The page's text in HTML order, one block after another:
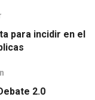
para incidir en el
2.0